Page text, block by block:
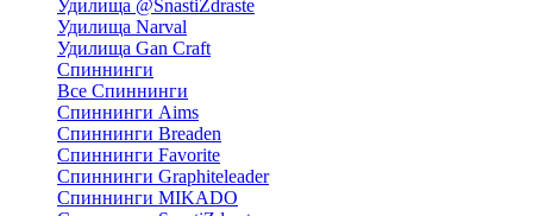
Удилища @SnastiZdraste
Удилища Narval
Удилища Gan Craft
Спиннинги
Все Спиннинги
Спиннинги Aims
Спиннинги Breaden
Спиннинги Favorite
Спиннинги Graphiteleader
Спиннинги MIKADO